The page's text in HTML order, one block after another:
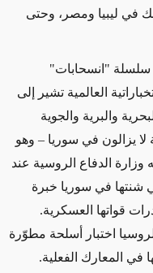
في ليبيا ومصر، وحتى
سلسلة "انسحابات"
العالمية تشير إلى
البحرية والبرية والجوية
يزالون في سوريا – وهو
الدفاع الروسية عند
التي شنتها في سوريا خبرة
قواتها العسكرية.
اختبار أسلحة مطوّرة
في المعارك الفعلية.